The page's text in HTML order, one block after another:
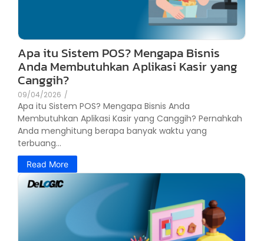
Apa itu Sistem POS? Mengapa Bisnis
Anda Membutuhkan Aplikasi Kasir yang
Canggih?
09/04/2026 /
Apa itu Sistem POS? Mengapa Bisnis Anda
Membutuhkan Aplikasi Kasir yang Canggih? Pernahkah
Anda menghitung berapa banyak waktu yang
terbuang...
Read More